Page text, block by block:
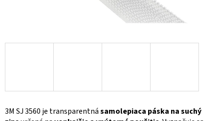
3M SJ 3560 je transparentnásamolepiaca páska na suchý